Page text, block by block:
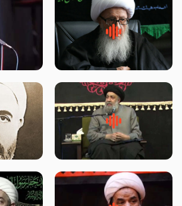
زوّار اربعین امام حسین (علیه
السلام) با این اشتیاق به زیارت
روضه
حسن
لقب حضرت رقیه سلام الله علیها به
چه معناست – حجت الاسلام علوی
روضه‌ی
اسارت
محدث زاده